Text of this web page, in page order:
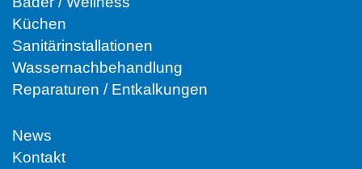
Küchen
Sanitärinstallationen
Wassernachbehandlung
Reparaturen / Entkalkungen
News
Kontakt